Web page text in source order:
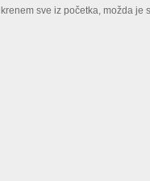
sve iz početka, možda